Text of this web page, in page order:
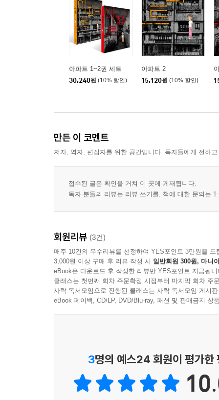
아파트 1~2권 세트
30,240원 (10% 할인)
아파트 2
15,120원 (10% 할인)
만든 이 코멘트
저자, 역자, 편집자를 위한 공간입니다. 독자들에게 전하
접수된 글은 확인을 거쳐 이 곳에 게재됩니다.
독자 분들의 리뷰는 리뷰 쓰기를, 책에 대한 문의는
회원리뷰 (3건)
매주 10건의 우수리뷰를 선정하여 YES포인트 3만원을 드
3,000원 이상 구매 후 리뷰 작성 시 일반회원 300원, 마니
eBook은 다운로드 후 작성한 리뷰만 YES포인트 지급됩니
클래스는 첫번째 회차 주문확정 시점부터 마지막 회차 주
사락 독서모임으로 진행된 클래스는 사락 독서모임 게시
eBook 페이백, CD/LP, DVD/Blu-ray, 패션 및 판매금지 상
3명의 예스24 회원이 평가한